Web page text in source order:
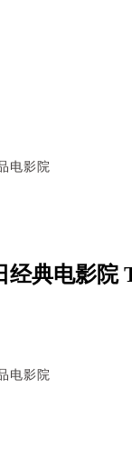
电影院
经典电影
电影院